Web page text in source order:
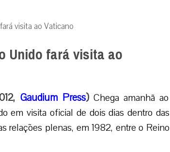
visita ao Vaticano
Unido fará visita ao
Gaudium Press)Chega amanhã ao
em visita oficial de dois dias dentro das
relações plenas, em 1982, entre o Reino